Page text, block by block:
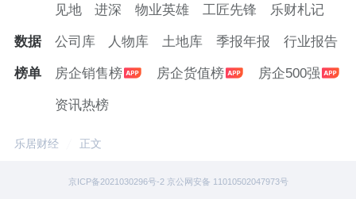
见地 进深 物业英雄 工匠先锋 乐财札记
数据 公司库 人物库 土地库 季报年报 行业报告
榜单 房企销售榜 房企货值榜 房企500强
资讯热榜
乐居财经 正文
京ICP备2021030296号-2 京公网安备 11010502047973号